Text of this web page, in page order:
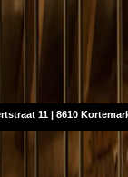
11 | 8610